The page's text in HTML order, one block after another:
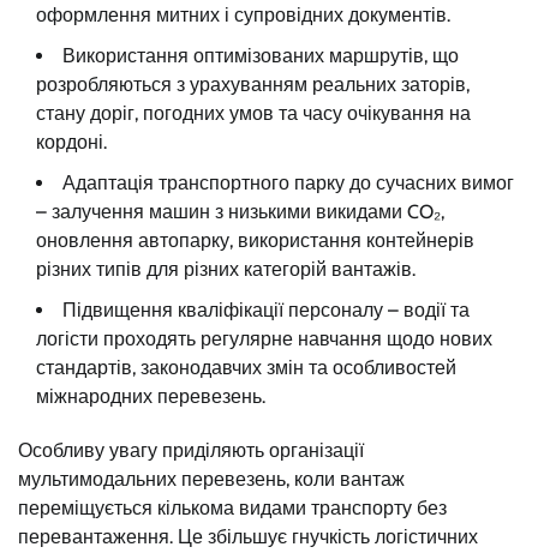
оформлення митних і супровідних документів.
Використання оптимізованих маршрутів, що
розробляються з урахуванням реальних заторів,
стану доріг, погодних умов та часу очікування на
кордоні.
Адаптація транспортного парку до сучасних вимог
– залучення машин з низькими викидами CO₂,
оновлення автопарку, використання контейнерів
різних типів для різних категорій вантажів.
Підвищення кваліфікації персоналу – водії та
логісти проходять регулярне навчання щодо нових
стандартів, законодавчих змін та особливостей
міжнародних перевезень.
Особливу увагу приділяють організації
мультимодальних перевезень, коли вантаж
переміщується кількома видами транспорту без
перевантаження. Це збільшує гнучкість логістичних